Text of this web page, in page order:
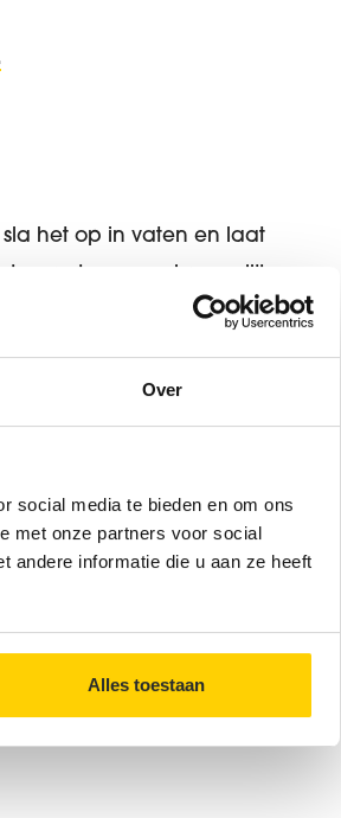
Over
social media te bieden en om ons
met onze partners voor social
andere informatie die u aan ze heeft
Alles toestaan
sla het op in vaten en laat
hoe minder je
vuil) verdwenen is, dat
warm water om te